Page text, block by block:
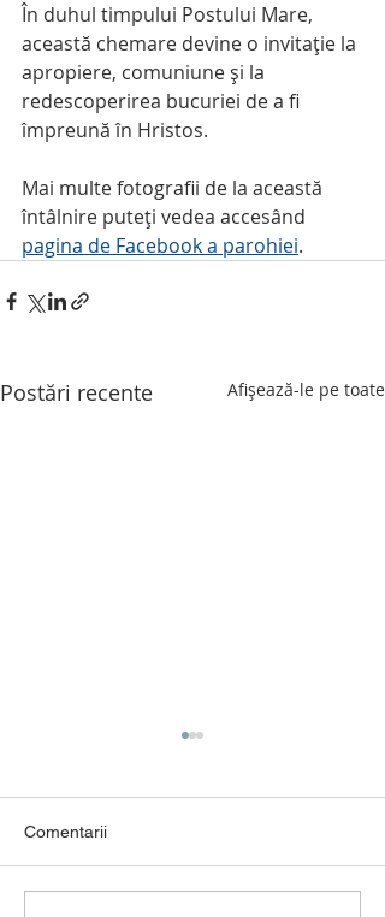
În duhul timpului Postului Mare,
această chemare devine o invitație la
apropiere, comuniune și la
redescoperirea bucuriei de a fi
împreună în Hristos.
Mai multe fotografii de la această
întâlnire puteți vedea accesând
pagina de Facebook a parohiei.
Postări recente Afișează-le pe toate
Comentarii